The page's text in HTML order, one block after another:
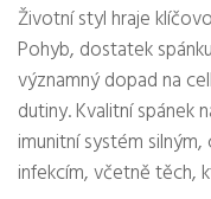
Životní styl hraje
Pohyb, dostatek
významný dopad na
dutiny. Kvalitní spánek
imunitní systém
infekcím, včetně těch,